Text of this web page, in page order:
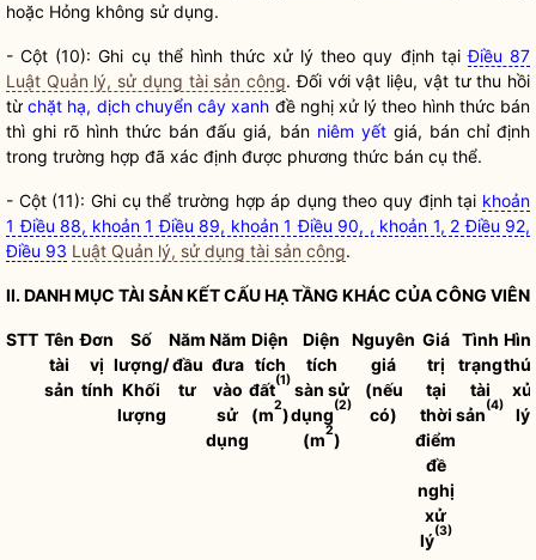
hoặc Hỏng không sử dụng.
- Cột (10): Ghi cụ thể hình thức xử lý theo quy định tạiĐiều 87
Luật Quản lý, sử dụng tài sản công. Đối với vật liệu, vật tư thu hồi
từchặt hạ, dịch chuyển cây xanh đề nghị xử lý theo hình thức bán
thì ghi rõ hình thức bán đấu giá, bán niêm yếtgiá, bán chỉ định
trong trường hợp đã xác định được phương thức bán cụ thể.
- Cột (11): Ghi cụ thể trường hợp áp dụng theo quy định tại khoản
1 Điều 88, khoản 1 Điều 89, khoản 1 Điều 90, , khoản 1, 2 Điều 92,
Điều 93 Luật Quản lý, sử dụng tài sản công.
II. DANH MỤC TÀI SẢN KẾT CẤU HẠ TẦNG KHÁC CỦACÔNG VIÊN
STT Tên
tài
sản
Đơn
vị
tính
Số
lượng/
Khối
lượng
Năm
đầu
tư
Năm
đưa
vào
sử
dụng
Diện
tích
đất(1)
(m2)
Diện
tích
sàn sử
dụng(2)
(m2)
Nguyên
giá
(nếu
có)
Giá
trị
tại
thời
điểm
đề
nghị
xử
lý(3)
Tình
trạng
tài
sản(4)
xử
lý